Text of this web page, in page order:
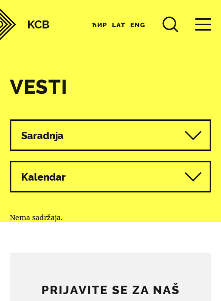
ЋИР LAT ENG
VESTI
Svi programi
Saradnja
Kalendar
Nema sadržaja.
PRIJAVITE SE ZA NAŠ